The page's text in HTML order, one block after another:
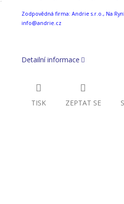
Zodpovědná firma: Andrie s.r.o., Na
info@andrie.cz
Detailní informace
TISK ZEPTAT SE